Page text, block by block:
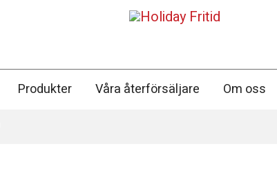
Produkter Våra återförsäljare Om oss